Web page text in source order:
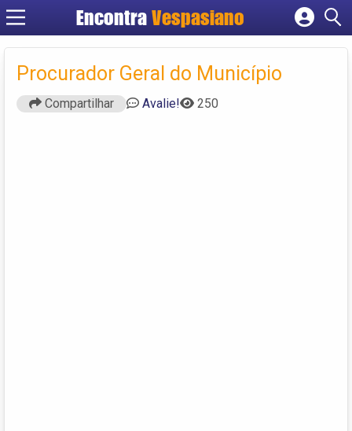
Encontra Vespasiano
Cadastrar empresa
Criar conta
Procurador Geral do Município
Compartilhar Avalie! 250